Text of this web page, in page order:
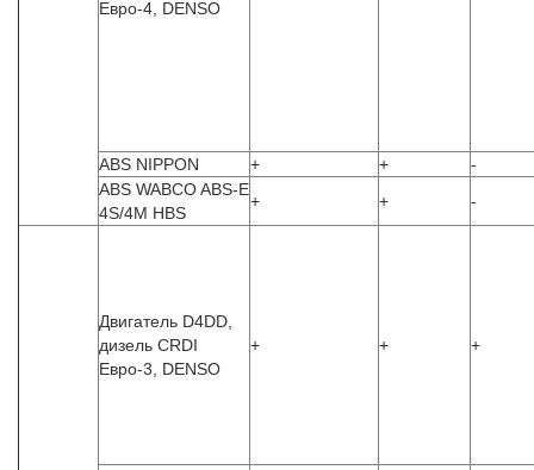
Евро-4, DENSO
ABS NIPPON + +
-
ABS WABCO ABS-E
4S/4M HBS
+ + -
Двигатель D4DD,
дизель CRDI
Евро-3, DENSO
+ + +